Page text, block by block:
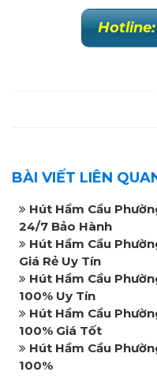
Hotline:
BÀI VIẾT LIÊN
Hút Hầm Cầu
24/7 Bảo Hành
Hút Hầm Cầu
Giá Rẻ Uy Tín
Hút Hầm Cầu
100% Uy Tín
Hút Hầm Cầu
100% Giá Tốt
Hút Hầm Cầu
100%